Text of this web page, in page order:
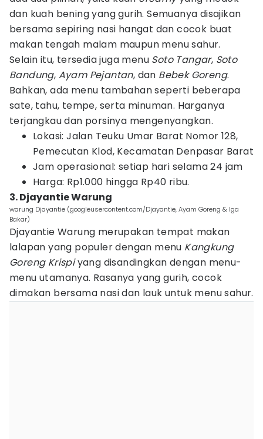
dan kuah bening yang gurih. Semuanya disajikan
bersama sepiring nasi hangat dan cocok buat
makan tengah malam maupun menu sahur.
Selain itu, tersedia juga menu Soto Tangar, Soto
Bandung, Ayam Pejantan, dan Bebek Goreng.
Bahkan, ada menu tambahan seperti beberapa
sate, tahu, tempe, serta minuman. Harganya
terjangkau dan porsinya mengenyangkan.
Lokasi: Jalan Teuku Umar Barat Nomor 128,
Pemecutan Klod, Kecamatan Denpasar Barat
Jam operasional: setiap hari selama 24 jam
Harga: Rp1.000 hingga Rp40 ribu.
3. Djayantie Warung
warung Djayantie (googleusercontent.com/Djayantie, Ayam Goreng & Iga
Bakar)
Djayantie Warung merupakan tempat makan
lalapan yang populer dengan menu Kangkung
Goreng Krispiyang disandingkan dengan menu-
menu utamanya. Rasanya yang gurih, cocok
dimakan bersama nasi dan lauk untuk menu sahur.